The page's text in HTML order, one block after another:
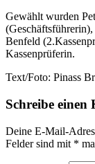
Gewählt wurden
Benfeld
Kassenprüferin.
Text/Foto: Pinass
Schreibe einen
Deine E-Mail-
Felder sind mit *